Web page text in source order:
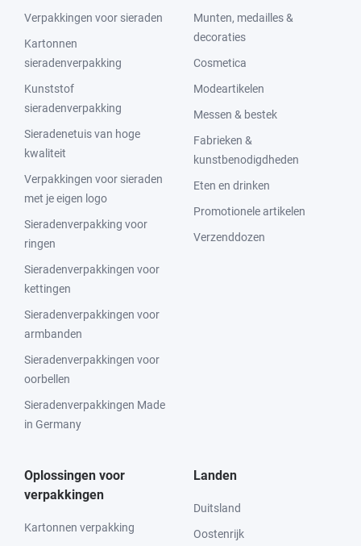
Verpakkingen voor sieraden
Kartonnen
sieradenverpakking
Kunststof
sieradenverpakking
Sieradenetuis van hoge
kwaliteit
Verpakkingen voor sieraden
met je eigen logo
Sieradenverpakking voor
ringen
Sieradenverpakkingen voor
kettingen
Sieradenverpakkingen voor
armbanden
Sieradenverpakkingen voor
oorbellen
Sieradenverpakkingen Made
in Germany
Munten, medailles &
decoraties
Cosmetica
Modeartikelen
Messen & bestek
Fabrieken &
kunstbenodigdheden
Eten en drinken
Promotionele artikelen
Verzenddozen
Oplossingen voor
verpakkingen
Kartonnen verpakking
Landen
Duitsland
Oostenrijk